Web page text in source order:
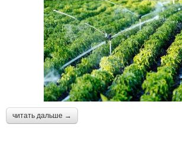
читать дальше →